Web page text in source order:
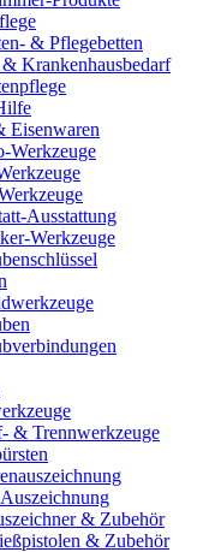
& Pflegebetten
Krankenhausbedarf
Eisenwaren
Werkzeuge
Ausstattung
Werkzeuge
& Trennwerkzeuge
& Zubehör
& Zubehör